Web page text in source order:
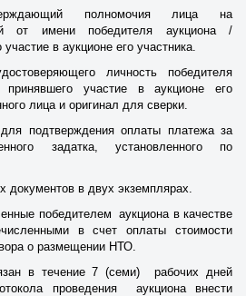
полномочия лица на
от имени победителя аукциона /
в аукционе его участника.
личность победителя
принявшего участие в аукционе его
лица и оригинал для сверки.
подтверждения оплаты платежа за
задатка, установленного по
документов в двух экземплярах.
победителем аукциона в качестве
в счет оплаты стоимости
о размещении НТО.
в течение 7 (семи) рабочих дней
проведения аукциона внести